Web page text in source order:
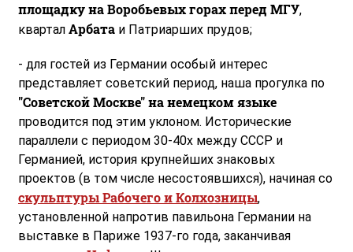
площадку на Воробьевых горах перед МГУ,
квартал Арбата и Патриарших прудов;
- для гостей из Германии особый интерес
представляет советский период, наша прогулка по
"Советской Москве" на немецком языке
проводится под этим уклоном. Исторические
параллели с периодом 30-40х между СССР и
Германией, история крупнейших знаковых
проектов (в том числе несостоявшихся), начиная со
скульптуры Рабочего и Колхозницы,
установленной напротив павильона Германии на
выставке в Париже 1937-го года, заканчивая